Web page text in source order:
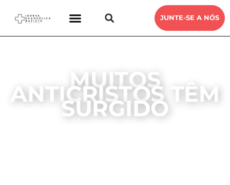
JUNTE-SE A NÓS
MUITOS
ANTICRISTOS TÊM
SURGIDO